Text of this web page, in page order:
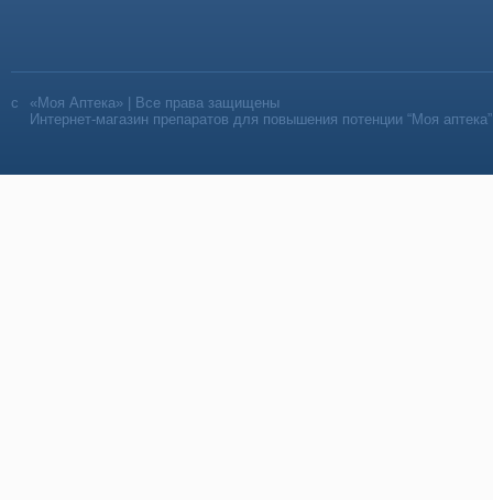
«Моя Аптека» | Все права защищены
Интернет-магазин препаратов для повышения потенции “Моя